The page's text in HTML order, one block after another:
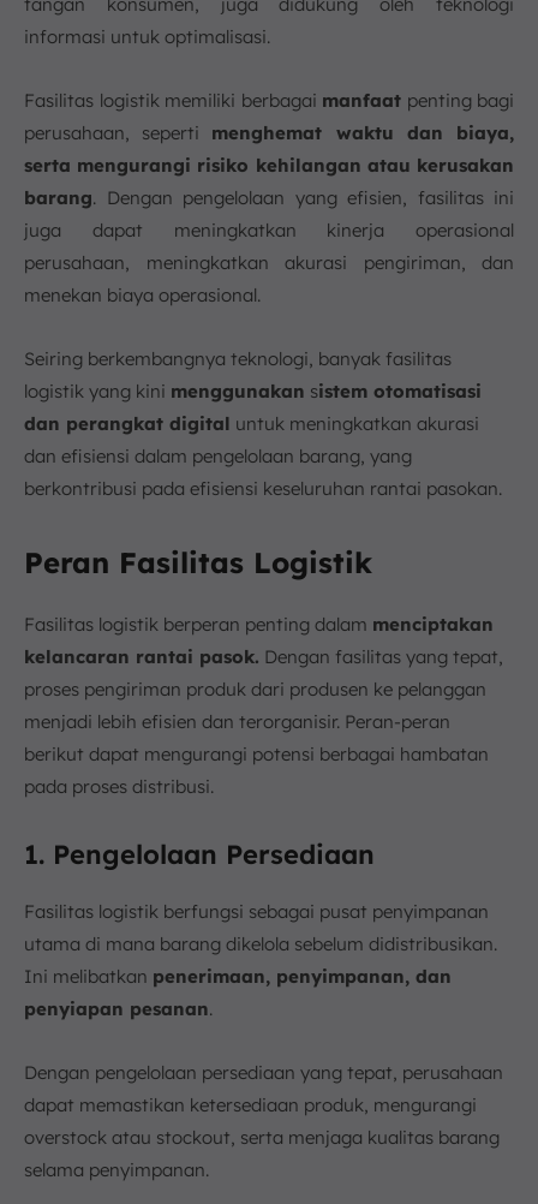
informasi untuk optimalisasi.
Fasilitas logistik memiliki berbagai manfaat penting bagi
perusahaan, seperti menghemat waktu dan biaya,
serta mengurangi risiko kehilangan atau kerusakan
barang. Dengan pengelolaan yang efisien, fasilitas ini
juga dapat meningkatkan kinerja operasional
perusahaan, meningkatkan akurasi pengiriman, dan
menekan biaya operasional.
Seiring berkembangnya teknologi, banyak fasilitas
logistik yang kini menggunakan sistem otomatisasi
dan perangkat digital untuk meningkatkan akurasi
dan efisiensi dalam pengelolaan barang, yang
berkontribusi pada efisiensi keseluruhan rantai pasokan.
Peran Fasilitas Logistik
Fasilitas logistik berperan penting dalam menciptakan
kelancaran rantai pasok. Dengan fasilitas yang tepat,
proses pengiriman produk dari produsen ke pelanggan
menjadi lebih efisien dan terorganisir. Peran-peran
berikut dapat mengurangi potensi berbagai hambatan
pada proses distribusi.
1. Pengelolaan Persediaan
Fasilitas logistik berfungsi sebagai pusat penyimpanan
utama di mana barang dikelola sebelum didistribusikan.
Ini melibatkan penerimaan, penyimpanan, dan
penyiapan pesanan.
Dengan pengelolaan persediaan yang tepat, perusahaan
dapat memastikan ketersediaan produk, mengurangi
overstock atau stockout, serta menjaga kualitas barang
selama penyimpanan.